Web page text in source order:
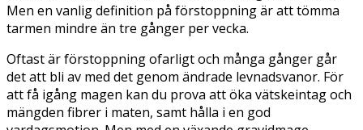
Men en vanlig definition på förstoppning är att tömma
tarmen mindre än tre gånger per vecka.
Oftast är förstoppning ofarligt och många gånger går
det att bli av med det genom ändrade levnadsvanor. För
att få igång magen kan du prova att öka vätskeintag och
mängden fibrer i maten, samt hålla i en god